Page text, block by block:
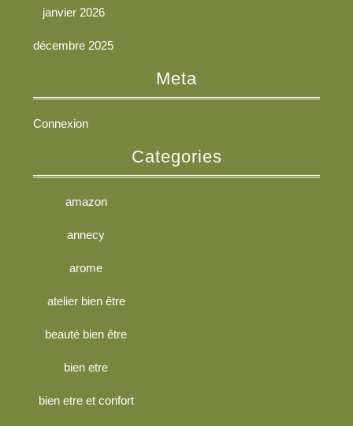
janvier 2026
décembre 2025
Meta
Connexion
Categories
amazon
annecy
arome
atelier bien être
beauté bien être
bien etre
bien etre et confort